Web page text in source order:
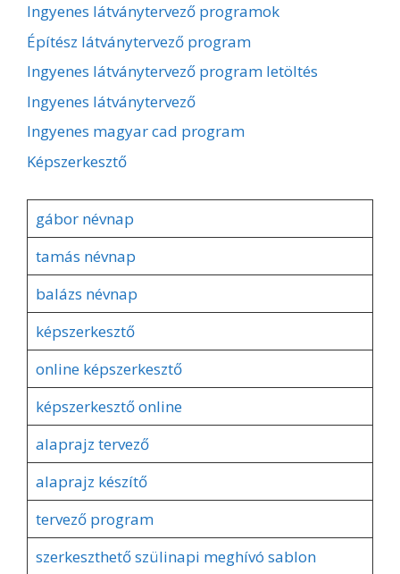
Ingyenes látványtervező programok
Építész látványtervező program
Ingyenes látványtervező program letöltés
Ingyenes látványtervező
Ingyenes magyar cad program
Képszerkesztő
gábor névnap
tamás névnap
balázs névnap
képszerkesztő
online képszerkesztő
képszerkesztő online
alaprajz tervező
alaprajz készítő
tervező program
szerkeszthető szülinapi meghívó sablon